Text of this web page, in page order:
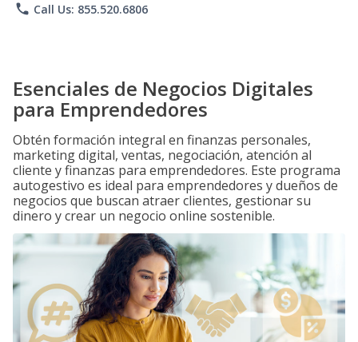
phone Call Us: 855.520.6806
Esenciales de Negocios Digitales
para Emprendedores
Obtén formación integral en finanzas personales,
marketing digital, ventas, negociación, atención al
cliente y finanzas para emprendedores. Este programa
autogestivo es ideal para emprendedores y dueños de
negocios que buscan atraer clientes, gestionar su
dinero y crear un negocio online sostenible.